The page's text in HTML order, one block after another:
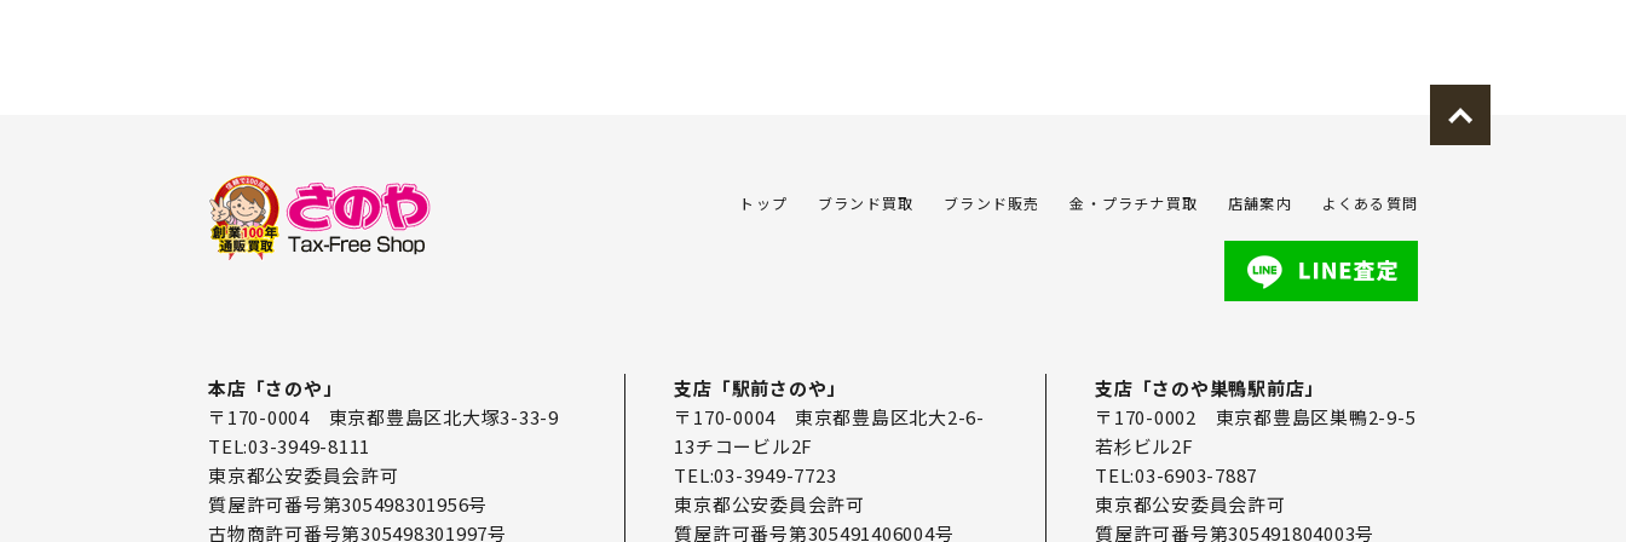
トップ ブランド買取 ブランド販売 金・プラチナ買取 店舗案内 よくある質問
本店「さのや」
〒170-0004 東京都豊島区北大塚3-33-9
TEL:03-3949-8111
東京都公安委員会許可
質屋許可番号第305498301956号
古物商許可番号第305498301997号
支店「駅前さのや」
〒170-0004 東京都豊島区北大2-6-
13チコービル2F
TEL:03-3949-7723
東京都公安委員会許可
質屋許可番号第305491406004号
支店「さのや巣鴨駅前店」
〒170-0002 東京都豊島区巣鴨2-9-5
若杉ビル2F
TEL:03-6903-7887
東京都公安委員会許可
質屋許可番号第305491804003号